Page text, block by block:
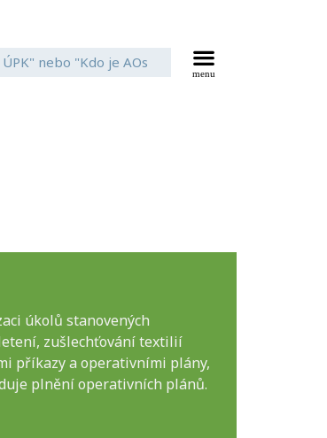
úkolů stanovených
zušlechťování textilií
příkazy a operativními plány,
plnění operativních plánů.